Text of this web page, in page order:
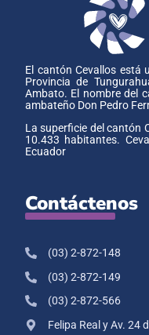
El cantón Cevallos está
Provincia de
Ambato. El nombre del
ambateño Don Pedro
La superficie del cantón
10.433 habitantes.
Ecuador
Contáctenos
(03) 2-872-148
(03) 2-872-149
(03) 2-872-566
Felipa Real y Av. 24